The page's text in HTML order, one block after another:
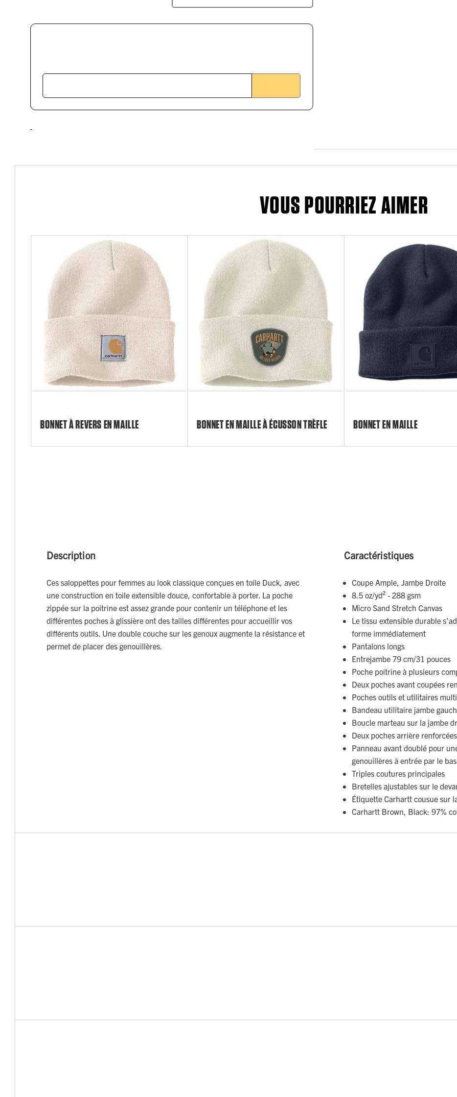
VOUS POURRIEZ AIMER
BONNET À REVERS EN MAILLE BONNET EN MAILLE À ÉCUSSON TRÈFLE BONNET EN MAILLE
Description
Ces saloppettes pour femmes au look classique conçues en toile Duck, avec
une construction en toile extensible douce, confortable à porter. La poche
zippée sur la poitrine est assez grande pour contenir un téléphone et les
différentes poches à glissière ont des tailles différentes pour accueillir vos
différents outils. Une double couche sur les genoux augmente la résistance et
permet de placer des genouillères.
Caractéristiques
Coupe Ample, Jambe Droite
8.5 oz/yd² - 288 gsm
Micro Sand Stretch Canvas
Le tissu extensible durable
forme immédiatement
Pantalons longs
Entrejambe 79 cm/31 pouces
Poche poitrine à plusieurs
Deux poches avant coupées
Poches outils et utilitaires
Bandeau utilitaire jambe
Boucle marteau sur la jambe
Deux poches arrière renforcées
Panneau avant doublé pour
genouillères à entrée par le bas
Triples coutures principales
Bretelles ajustables sur le
Étiquette Carhartt cousue sur
Carhartt Brown, Black: 97%